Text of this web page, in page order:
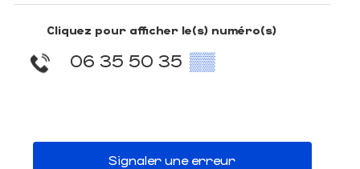
Cliquez pour afficher le(s) numéro(s)
06 35 50 35 ▒▒
Signaler une erreur